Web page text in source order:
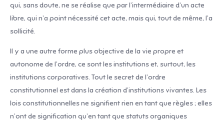
qui, sans doute, ne se réalise que par l’intermédiaire d’un acte
libre, qui n’a point nécessité cet acte, mais qui, tout de même, l’a
sollicité.
Il y a une autre forme plus objective de la vie propre et
autonome de l’ordre, ce sont les institutions et, surtout, les
institutions corporatives. Tout le secret de l’ordre
constitutionnel est dans la création d’institutions vivantes. Les
lois constitutionnelles ne signifient rien en tant que règles ; elles
n’ont de signification qu’en tant que statuts organiques